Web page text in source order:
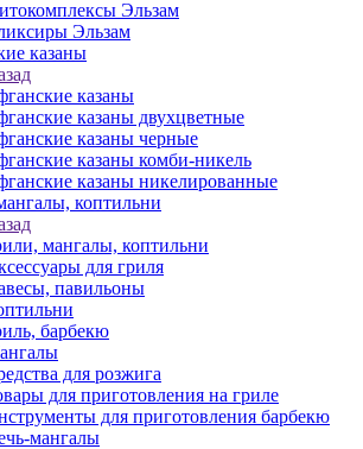
Эльзам
Эльзам
казаны
казаны
казаны двухцветные
казаны черные
казаны комби-никель
казаны никелированные
коптильни
мангалы, коптильни
для гриля
павильоны
барбекю
для розжига
для приготовления на гриле
для приготовления барбекю
мангалы